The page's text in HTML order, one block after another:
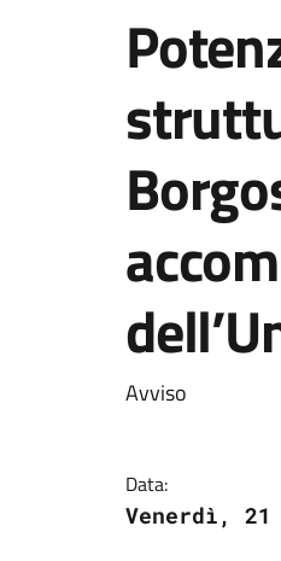
Avviso
Data:
Venerdì, 21